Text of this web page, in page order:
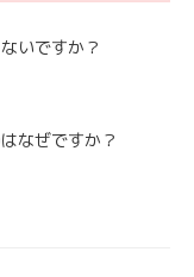
いですか？
なぜですか？